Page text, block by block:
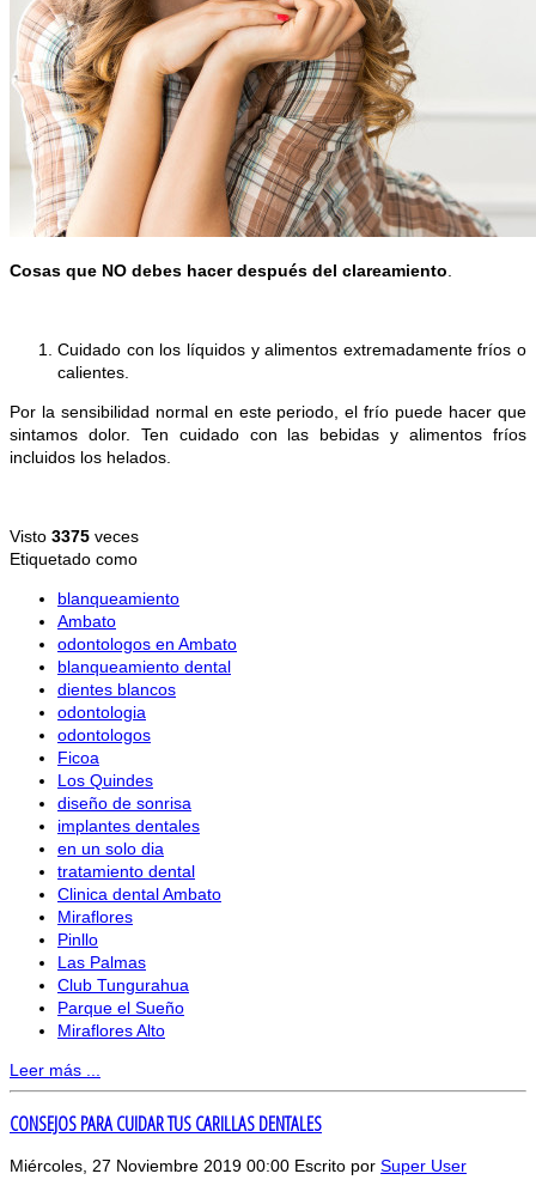
Cosas que NO debes hacer después del clareamiento.
Cuidado con los líquidos y alimentos extremadamente fríos o
calientes.
Por la sensibilidad normal en este periodo, el frío puede hacer que
sintamos dolor. Ten cuidado con las bebidas y alimentos fríos
incluidos los helados.
Visto 3375 veces
Etiquetado como
blanqueamiento
Ambato
odontologos en Ambato
blanqueamiento dental
dientes blancos
odontologia
odontologos
Ficoa
Los Quindes
diseño de sonrisa
implantes dentales
en un solo dia
tratamiento dental
Clinica dental Ambato
Miraflores
Pinllo
Las Palmas
Club Tungurahua
Parque el Sueño
Miraflores Alto
Leer más ...
CONSEJOS PARA CUIDAR TUS CARILLAS DENTALES
Miércoles, 27 Noviembre 2019 00:00 Escrito por Super User